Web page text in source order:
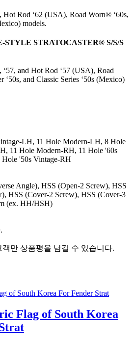
Hot Rod ‘62 (USA), Road Worn® ‘60s,
models.
STYLE STRATOCASTER® S/S/S
‘57, and Hot Rod ‘57 (USA), Road
‘50s, and Classic Series ‘50s (Mexico)
LH, 11 Hole Modern-LH, 8 Hole
11 Hole Modern-RH, 11 Hole '60s
'50s Vintage-RH
Angle), HSS (Open-2 Screw), HSS
HSS (Cover-2 Screw), HSS (Cover-3
(ex. HH/HSH)
만 상품평을 남길 수 있습니다.
Flag of South Korea